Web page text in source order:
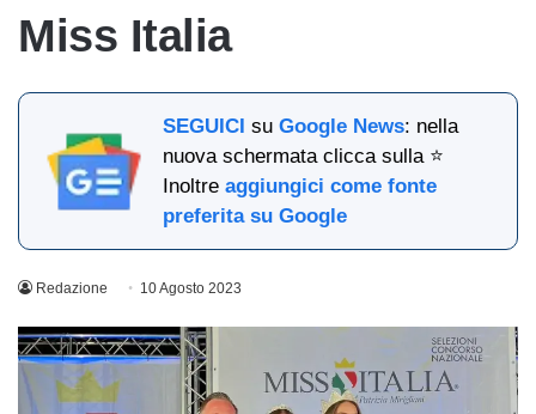
Miss Italia
SEGUICI suGoogle News: nella
nuova schermata clicca sulla ⭐
Inoltreaggiungici come fonte
preferita su Google
Redazione 10 Agosto 2023